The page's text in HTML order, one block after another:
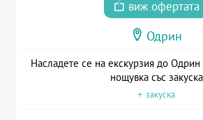
виж офертата
Одрин
Насладете се на екскурзия до
нощувка със закуска
+ закуска